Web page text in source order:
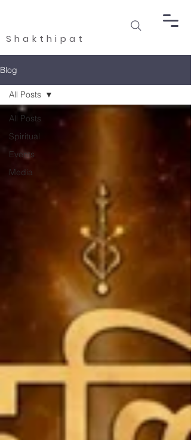
Shakthipat
Blog
All Posts
Spiritual
Events
Media
All Posts